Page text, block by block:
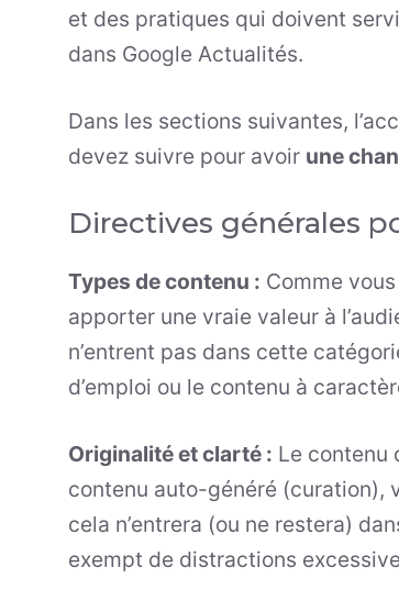
et des pratiques qui doivent
dans Google Actualités.
Dans les sections suivantes,
devez suivre pour avoir une
Directives générales
Types de contenu : Comme
apporter une vraie valeur à
n’entrent pas dans cette
d’emploi ou le contenu à
Originalité et clarté : Le contenu
contenu auto-généré (curation),
cela n’entrera (ou ne restera)
exempt de distractions